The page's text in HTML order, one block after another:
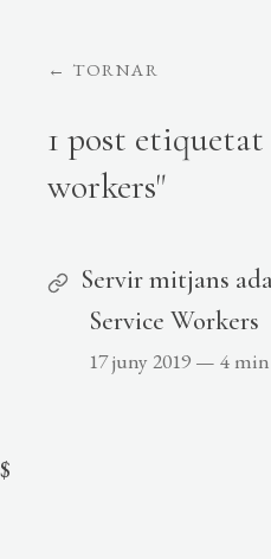
← TORNAR
1 post
workers"
Servir mitjans
Service Workers
17 juny 2019 — 4
$